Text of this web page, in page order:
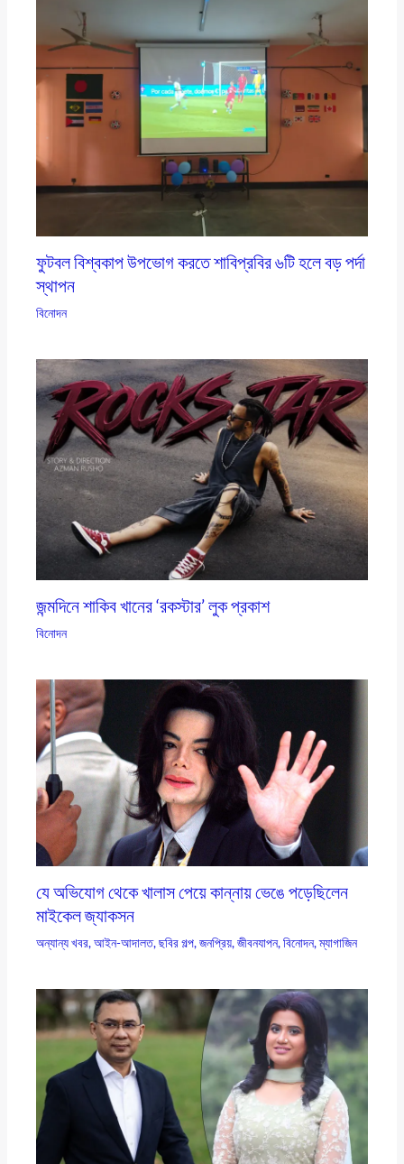
ফুটবল বিশ্বকাপ উপভোগ করতে শাবিপ্রবির ৬টি হলে বড় পর্দা
স্থাপন
বিনোদন
জন্মদিনে শাকিব খানের ‘রকস্টার’ লুক প্রকাশ
বিনোদন
যে অভিযোগ থেকে খালাস পেয়ে কান্নায় ভেঙে পড়েছিলেন
মাইকেল জ্যাকসন
অন্যান্য খবর,আইন-আদালত,ছবির গল্প,জনপ্রিয়,জীবনযাপন,বিনোদন,ম্যাগাজিন